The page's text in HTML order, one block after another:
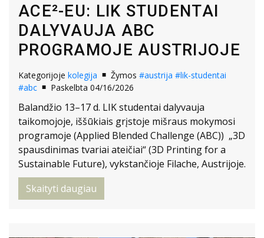
ACE²-EU: LIK STUDENTAI
DALYVAUJA ABC
PROGRAMOJE AUSTRIJOJE
Kategorijoje kolegija Žymos #austrija #lik-studentai
#abc
Paskelbta 04/16/2026
Balandžio 13–17 d. LIK studentai dalyvauja
taikomojoje, iššūkiais grįstoje mišraus mokymosi
programoje (Applied Blended Challenge (ABC)) „3D
spausdinimas tvariai ateičiai“ (3D Printing for a
Sustainable Future), vykstančioje Filache, Austrijoje.
Skaityti daugiau